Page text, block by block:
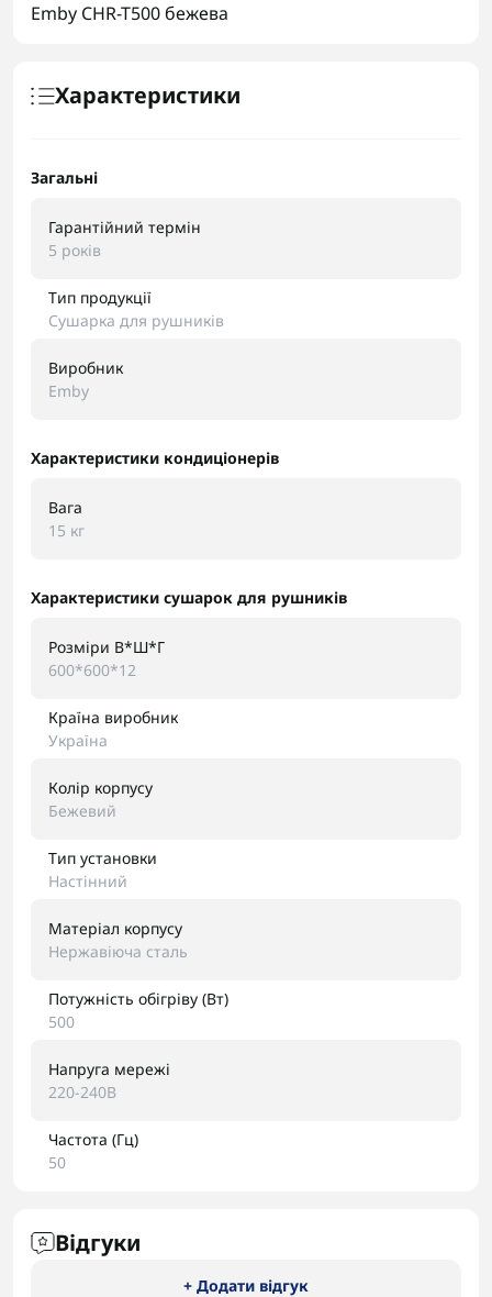
Emby CHR-T500 бежева
Характеристики
Загальні
Гарантійний термін
5 років
Тип продукції
Сушарка для рушників
Виробник
Emby
Характеристики кондиціонерів
Вага
15 кг
Характеристики сушарок для рушників
Розміри В*Ш*Г
600*600*12
Країна виробник
Україна
Колір корпусу
Бежевий
Тип установки
Настінний
Матеріал корпусу
Нержавіюча сталь
Потужність обігріву (Вт)
500
Напруга мережі
220-240В
Частота (Гц)
50
Відгуки
+ Додати відгук